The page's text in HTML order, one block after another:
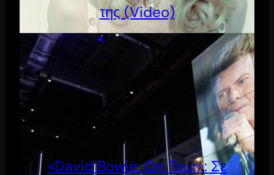
της (Video)
«David Bowie: On Tour»: Σε